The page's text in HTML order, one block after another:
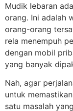
Mudik lebaran
orang. Ini adalah
orang-orang
rela menempuh
dengan mobil
yang banyak
Nah, agar
untuk
satu masalah